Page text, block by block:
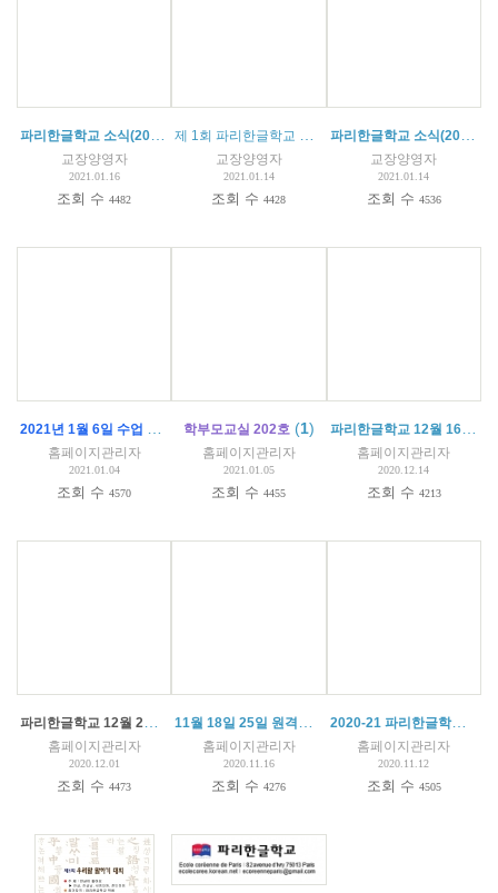
파리한글학교 소식(2021.01.16) * 통행증(ATTESTATION) 정보
교장양영자
2021.01.16
조회 수4482
제 1회 파리한글학교 우리말 말하기 대회 결과
교장양영자
2021.01.14
조회 수4428
파리한글학교 소식(2021. 01. 09)
교장양영자
2021.01.14
조회 수 4536
2021년 1월 6일 수업 안내 (대면 수업)/ Cours du 6 Janvier 2021 en Présentiel
홈페이지관리자
2021.01.04
조회 수4570
학부모교실 202호 (1)
홈페이지관리자
2021.01.05
조회 수4455
파리한글학교 12월 16일 원격 수업 진행
홈페이지관리자
2020.12.14
조회 수 4213
파리한글학교 12월 2일과 9일 원격 수업 진행 (1)
홈페이지관리자
2020.12.01
조회 수4473
11월 18일 25일 원격수업 (1)
홈페이지관리자
2020.11.16
조회 수4276
2020-21 파리한글학교 학생 학부모 규칙
홈페이지관리자
2020.11.12
조회 수 4505